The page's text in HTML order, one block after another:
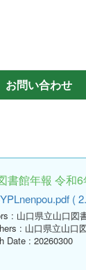
お問い合わせ
書館年報 令和
(
: 山口県立山口図
: 山口県立山口
Date : 20260300